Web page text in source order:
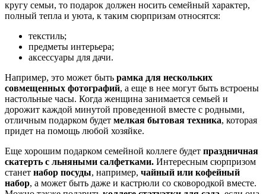
кругу семьи, то подарок должен носить семейный характер,
полный тепла и уюта, к таким сюрпризам относятся:
текстиль;
предметы интерьера;
аксессуары для дачи.
Например, это может быть рамка для нескольких
совмещенных фотографий, а еще в нее могут быть встроены
настольные часы. Когда женщина занимается семьей и
дорожит каждой минутой проведенной вместе с родными,
отличным подарком будет мелкая бытовая техника, которая
придет на помощь любой хозяйке.
Еще хорошим подарком семейной коллеге будет праздничная
скатерть с льняными салфетками. Интересным сюрпризом
станет набор посуды, например, чайный или кофейный
набор, а может быть даже и кастрюли со сковородкой вместе.